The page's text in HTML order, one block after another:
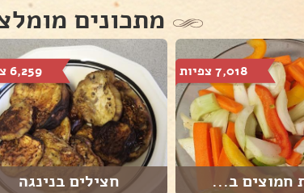
מתכונים
7,018 צפיות
חמוצים ב...
6,259 צפיות
חצילים בנינגה